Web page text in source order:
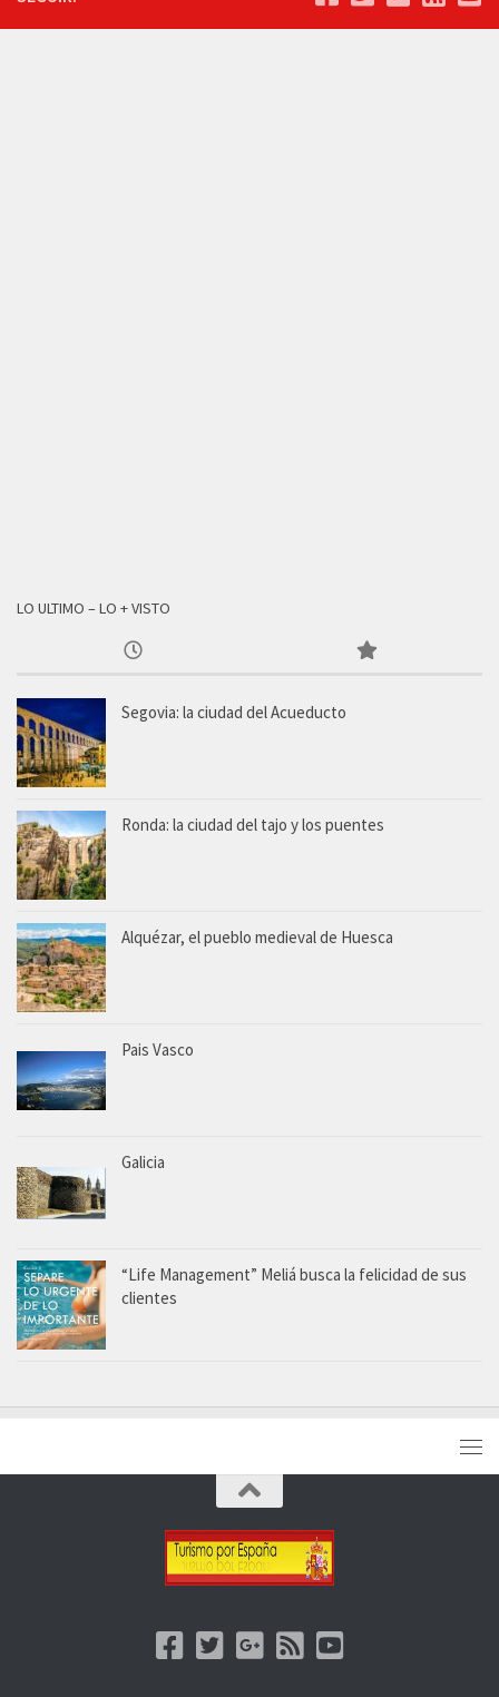
LO ULTIMO – LO + VISTO
Segovia: la ciudad del Acueducto
Ronda: la ciudad del tajo y los puentes
Alquézar, el pueblo medieval de Huesca
Pais Vasco
Galicia
“Life Management” Meliá busca la felicidad de sus
clientes